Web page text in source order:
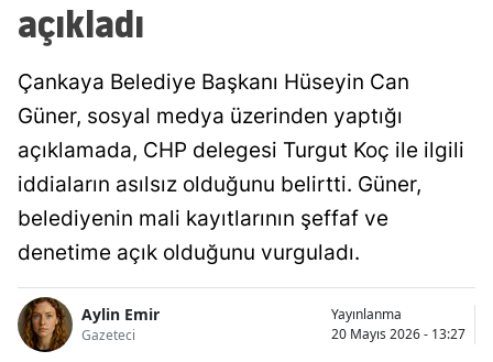
açıkladı
Çankaya Belediye Başkanı Hüseyin Can
Güner, sosyal medya üzerinden yaptığı
açıklamada, CHP delegesi Turgut Koç ile ilgili
iddiaların asılsız olduğunu belirtti. Güner,
belediyenin mali kayıtlarının şeffaf ve
denetime açık olduğunu vurguladı.
Aylin Emir
Gazeteci
Yayınlanma
20 Mayıs 2026 - 13:27